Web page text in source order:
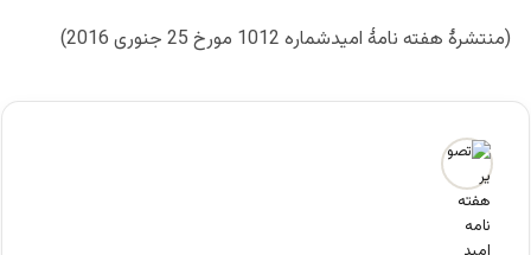
(منتشرۀ هفته نامۀ امیدشماره 1012 مورخ 25 جنوری 2016)